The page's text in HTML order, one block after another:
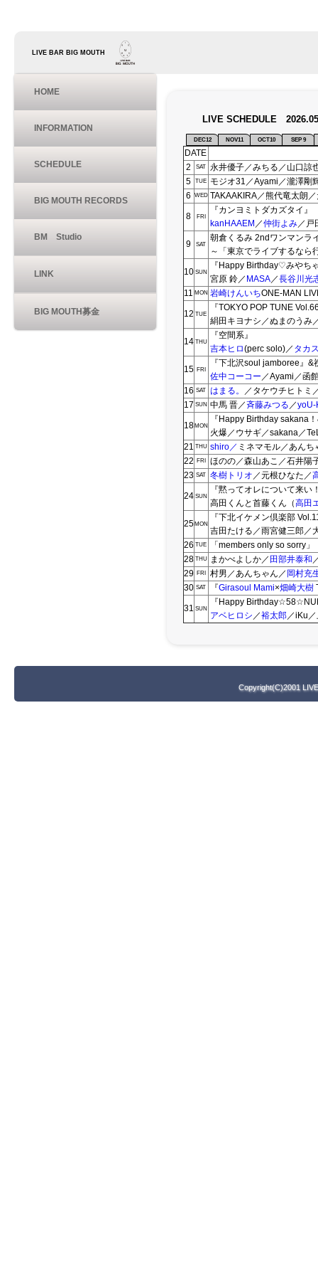
LIVE BAR BIG MOUTH
HOME
INFORMATION
SCHEDULE
BIG MOUTH RECORDS
BM Studio
LINK
BIG MOUTH募金
LIVE SCHEDULE
DEC12 NOV11 OCT10 SEP 9
DATE
2
SAT
永井優子／みちる／山口諒
5
TUE
モジオ31／Ayami／瀧澤剛
6
WED TAKAAKIRA／熊代竜太朗
8 FRI
『カンヨミトダカズタイ』
kanHAAEM ／仲街よみ／戸
9 SAT
朝倉くるみ 2ndワンマンラ
～「東京でライブするなら
10 SUN
『Happy Birthday♡みやち
宮原 鈴／ MASA／長谷川光
11 MON 岩崎けんいちONE-MAN
12 TUE
『TOKYO POP TUNE
絹田キヨナシ／ぬまのうみ
14 THU
『空間系』
吉本ヒロ(perc solo)／ タカ
15 FRI
『下北沢soul jamboree』
佐中コーコー ／Ayami／函
16 SAT はまる。
／タケウチヒトミ
17 SUN 中馬 晋／斉藤みつる ／yoU-
18 MON
『Happy Birthday sakana
火爆／ウサギ／sakana／
21 THU shiro／ ミネマモル／あんち
22
FRI
ほのの／森山あこ／石井陽
23 SAT 冬樹トリオ ／元根ひなた／
24 SUN
『黙ってオレについて来い
高田くんと首藤くん（高田
25 MON
『下北イケメン倶楽部
吉田たける／雨宮健三郎／
26 TUE
「members only so sorry」
28 THU まかべよしか／ 田部井泰和
29
FRI 村男／あんちゃん／ 岡村充
30 SAT 『Girasoul Mami×畑崎大樹
31 SUN
『Happy
アベヒロシ ／裕太郎／iKu／
Copyright(C)2001